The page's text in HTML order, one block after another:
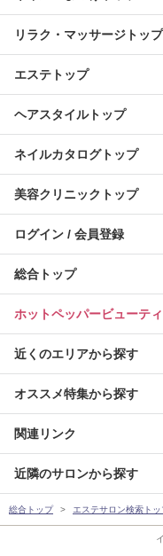
リラク・マッサージトップ
エステトップ
ヘアスタイルトップ
ネイルカタログトップ
美容クリニックトップ
ログイン / 会員登録
総合トップ
ホットペッパービューテ
近くのエリアから探す
オススメ特集から探す
関連リンク
近隣のサロンから探す
総合トップ エステサロン検索トッ